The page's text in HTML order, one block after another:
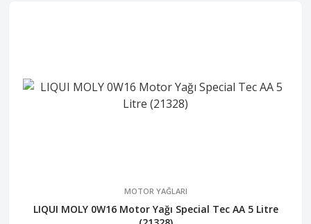
MOTOR YAĞLARI
LIQUI MOLY 0W16 Motor Yağı Special Tec AA 5 Litre